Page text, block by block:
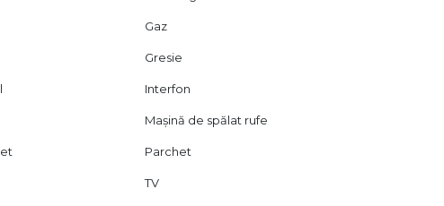
Gaz
Gresie
Interfon
Mașină de spălat rufe
Parchet
TV